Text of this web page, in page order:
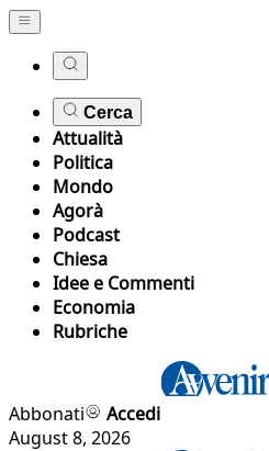
Cerca
Attualità
Politica
Mondo
Agorà
Podcast
Chiesa
Idee e Commenti
Economia
Rubriche
Abbonati
Accedi
August 8, 2026